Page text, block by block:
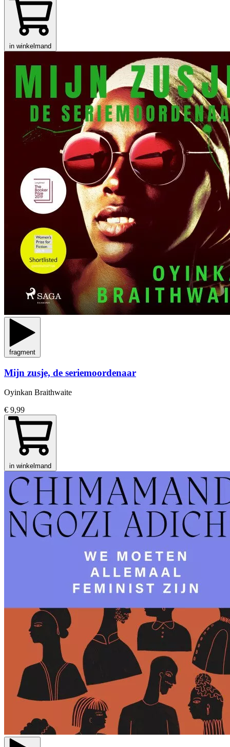
in winkelmand
fragment
Mijn zusje, de seriemoordenaar
Oyinkan Braithwaite
€ 9,99
in winkelmand